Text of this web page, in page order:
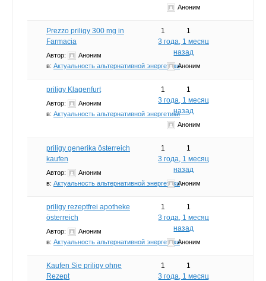
Аноним
Prezzo priligy 300 mg in
Farmacia
Автор:
Аноним
в: Актуальность альтернативной энергетики
1
1
3 года, 1 месяц
назад
Аноним
priligy Klagenfurt
Автор:
Аноним
в: Актуальность альтернативной энергетики
1
1
3 года, 1 месяц
назад
Аноним
priligy generika österreich
kaufen
Автор:
Аноним
в: Актуальность альтернативной энергетики
1
1
3 года, 1 месяц
назад
Аноним
priligy rezeptfrei apotheke
österreich
Автор:
Аноним
в: Актуальность альтернативной энергетики
1
1
3 года, 1 месяц
назад
Аноним
Kaufen Sie priligy ohne
Rezept
1
1
3 года, 1 месяц